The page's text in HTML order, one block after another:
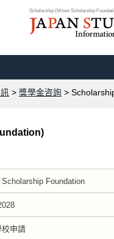
Scholarship (Mitani Scholarship
> 獎學金咨詢 >
Scholarship Foundation
校申請